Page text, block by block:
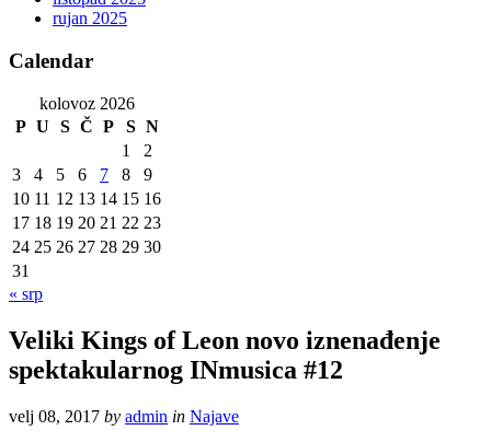
rujan 2025
Calendar
kolovoz 2026
P U S Č P S N
1
2
3
4 5 6 7 8
9
10 11 12 13 14 15 16
17 18 19 20 21 22 23
24 25 26 27 28 29 30
31
« srp
Veliki Kings of Leon novo iznenađenje
spektakularnog INmusica #12
velj 08, 2017 by admin in Najave